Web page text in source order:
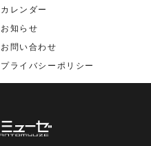
カレンダー
お知らせ
お問い合わせ
プライバシーポリシー